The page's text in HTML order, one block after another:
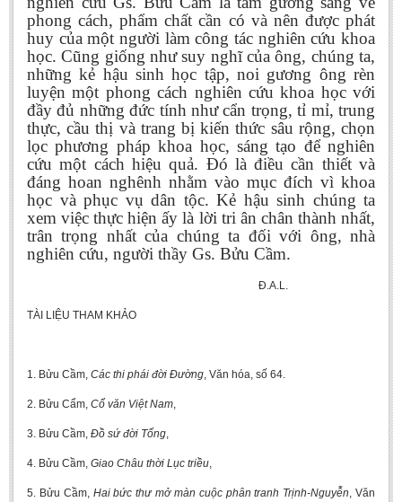
phong cách, phẩm chất cần có và nên được phát
huy của một người làm công tác nghiên cứu khoa
học. Cũng giống như suy nghĩ của ông, chúng ta,
những kẻ hậu sinh học tập, noi gương ông rèn
luyện một phong cách nghiên cứu khoa học với
đầy đủ những đức tính như cẩn trọng, tỉ mỉ, trung
thực, cầu thị và trang bị kiến thức sâu rộng, chọn
lọc phương pháp khoa học, sáng tạo để nghiên
cứu một cách hiệu quả. Đó là điều cần thiết và
đáng hoan nghênh nhằm vào mục đích vì khoa
học và phục vụ dân tộc. Kẻ hậu sinh chúng ta
xem việc thực hiện ấy là lời tri ân chân thành nhất,
trân trọng nhất của chúng ta đối với ông, nhà
nghiên cứu, người thầy Gs. Bửu Cầm.
Đ.A.L.
TÀI LIỆU THAM KHẢO
1. Bửu Cầm, Các thi phái đời Đường, Văn hóa, số 64.
2. Bửu Cẩm, Cổ văn Việt Nam,
3. Bửu Cầm, Đồ sứ đời Tống,
4. Bửu Cầm, Giao Châu thời Lục triều,
5. Bửu Cầm, Hai bức thư mở màn cuộc phân tranh Trịnh-Nguyễn, Văn